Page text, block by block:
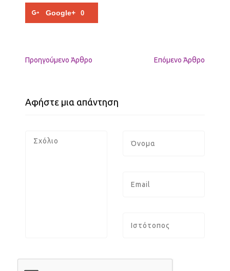
Google+ 0
Προηγούμενo Άρθρο Επόμενο Άρθρο
Αφήστε μια απάντηση